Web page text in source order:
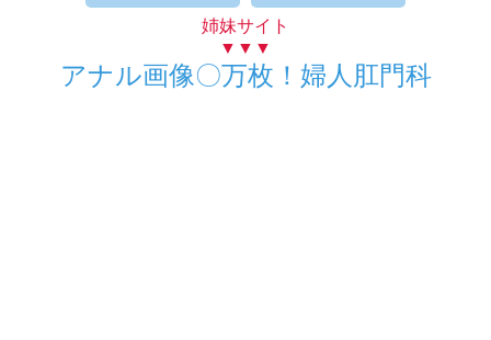
姉妹サイト
▼▼▼
アナル画像〇万枚！婦人肛門科